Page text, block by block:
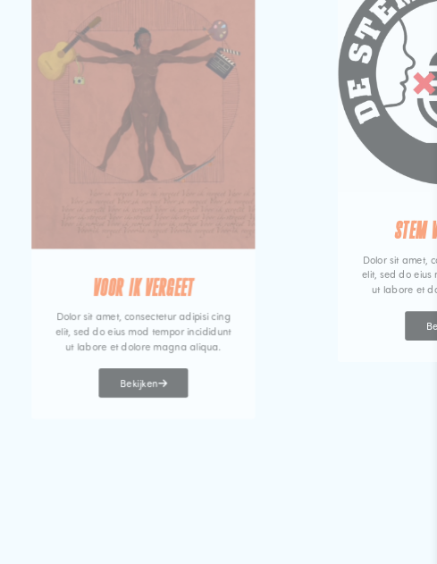
VOOR IK VERGEET
Dolor sit amet, consectetur adipisi cing
elit, sed do eius mod tempor incididunt
ut labore et dolore magna aliqua.
Bekijken
STEM
Dolor sit amet,
elit, sed do eius
ut labore et